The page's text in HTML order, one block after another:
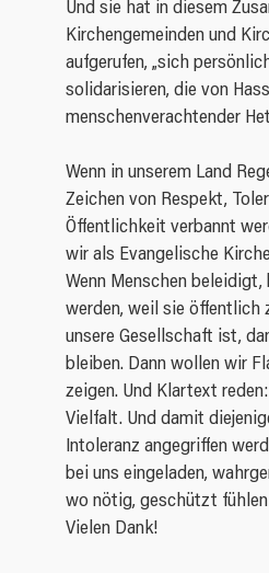
Und sie hat in diesem
Kirchengemeinden und
aufgerufen, „sich
solidarisieren, die von
menschenverachtender
Wenn in unserem Land
Zeichen von Respekt,
Öffentlichkeit verbannt
wir als Evangelische
Wenn Menschen
werden, weil sie öffentlich
unsere Gesellschaft ist,
bleiben. Dann wollen wir
zeigen. Und Klartext
Vielfalt. Und damit
Intoleranz angegriffen
bei uns eingeladen,
wo nötig, geschützt
Vielen Dank!